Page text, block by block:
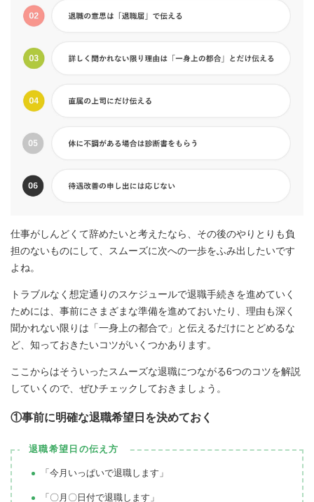
仕事がしんどくて辞めたいと考えたなら、その後のやりとりも負
担のないものにして、スムーズに次への一歩をふみ出したいです
よね。
トラブルなく想定通りのスケジュールで退職手続きを進めていく
ためには、事前にさまざまな準備を進めておいたり、理由も深く
聞かれない限りは「一身上の都合で」と伝えるだけにとどめるな
ど、知っておきたいコツがいくつかあります。
ここからはそういったスムーズな退職につながる6つのコツを解説
していくので、ぜひチェックしておきましょう。
①事前に明確な退職希望日を決めておく
退職希望日の伝え方
「今月いっぱいで退職します」
「〇月〇日付で退職します」